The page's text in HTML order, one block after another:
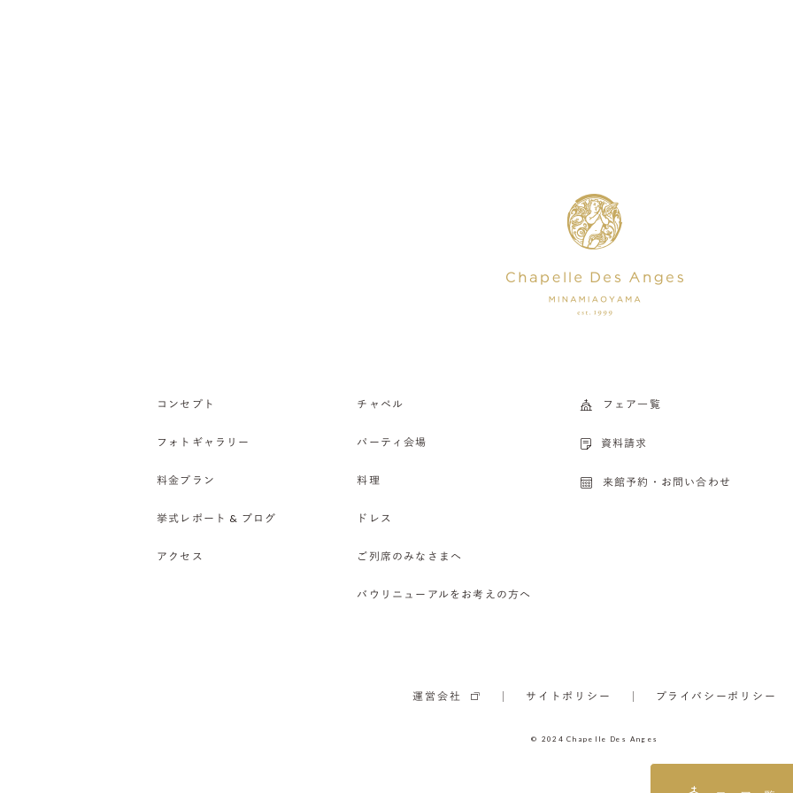
コンセプト
フォトギャラリー
料金プラン
挙式レポート & ブログ
アクセス
チャペル
パーティ会場
料理
ドレス
ご列席のみなさまへ
バウリニューアルをお考えの方へ
フェア一覧
資料請求
来館予約・お問い合わせ
運営会社 サイトポリシー プライバシーポリシー
© 2024 Chapelle Des Anges